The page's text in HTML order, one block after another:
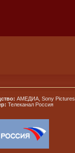
АМЕДИА, Sony Pictures
Телеканал Россия